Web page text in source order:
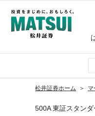
松井証券ホーム
500A 東証スタンダ